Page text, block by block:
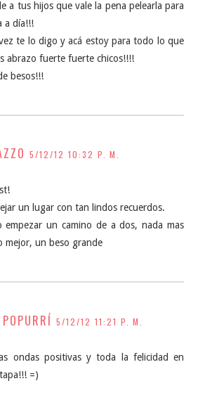
a tus hijos que vale la pena pelearla para
a día!!!
te lo digo y acá estoy para todo lo que
abrazo fuerte fuerte chicos!!!!
besos!!!
5/12/12 10:32 P. M.
un lugar con tan lindos recuerdos.
empezar un camino de a dos, nada mas
mejor, un beso grande
5/12/12 11:21 P. M.
ondas positivas y toda la felicidad en
=)